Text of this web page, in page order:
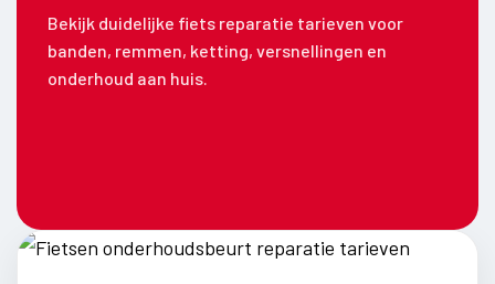
Bekijk duidelijke fiets reparatie tarieven voor
banden, remmen, ketting, versnellingen en
onderhoud aan huis.